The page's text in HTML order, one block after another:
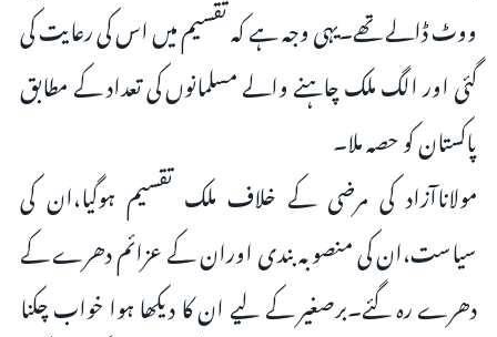
ووٹ ڈالے تھے۔یہی وجہ ہے کہ تقسیم میں اس کی رعایت کی
گئی اور الگ ملک چاہنے والے مسلمانوں کی تعداد کے مطابق
پاکستان کو حصہ ملا۔
مولاناآزاد کی مرضی کے خلاف ملک تقسیم ہوگیا،ان کی
سیاست،ان کی منصوبہ بندی اوران کے عزائم دھرے کے
دھرے رہ گئے۔برصغیر کے لیے ان کا دیکھا ہوا خواب چکنا